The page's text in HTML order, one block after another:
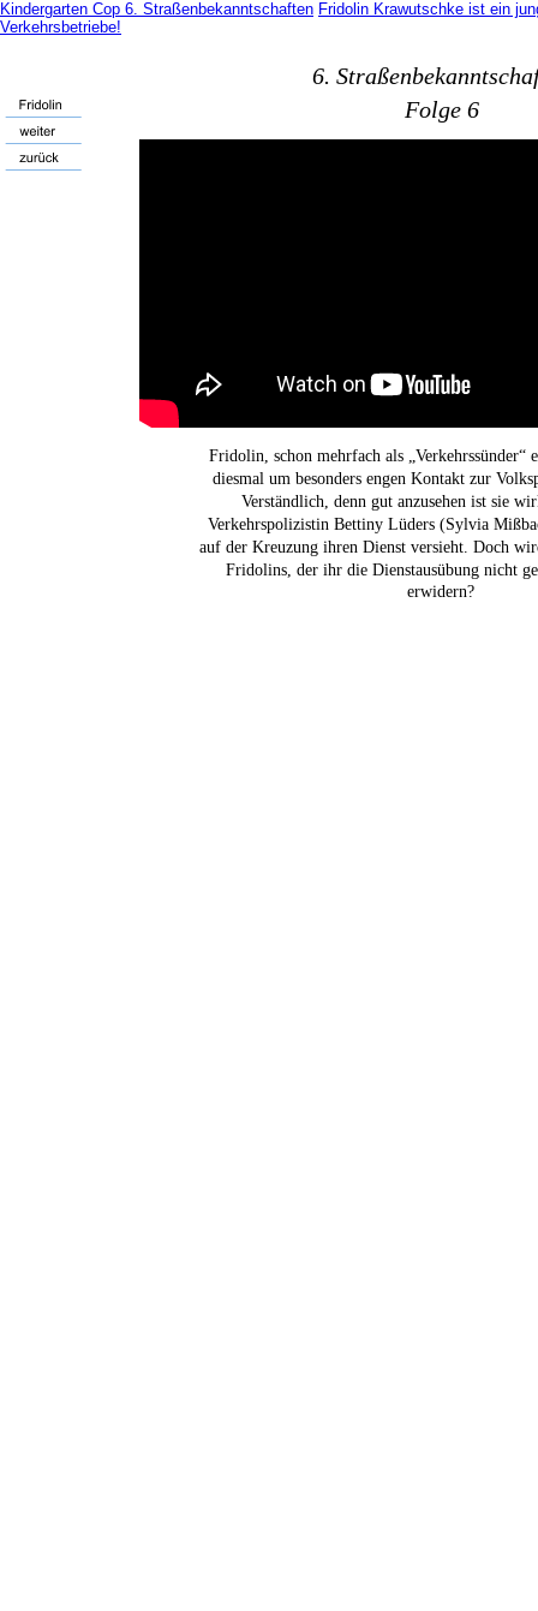
6.
Folge 6
Fridolin, schon mehrfach als „Verkehrssünder“
diesmal um besonders engen Kontakt zur
Verständlich, denn gut anzusehen ist sie
Verkehrspolizistin Bettiny Lüders (Sylvia
auf der Kreuzung ihren Dienst versieht. Doch
Fridolins, der ihr die Dienstausübung nicht
erwidern?
Kindergarten Cop 6. Straßenbekanntschaften Fridolin Krawutschke ist ein
Verkehrsbetriebe!